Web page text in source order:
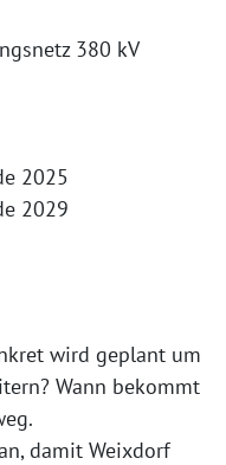
380 kV
2025
2029
wird geplant um
Wann bekommt
damit Weixdorf